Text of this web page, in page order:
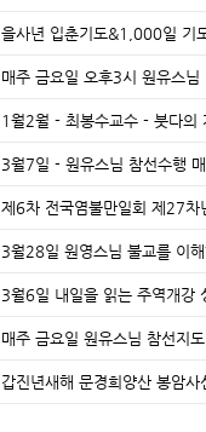
을사년 입춘기도&1,000일 기
매주 금요일 오후3시 원유스
1월2월 - 최봉수교수 - 붓다의
3월7일 - 원유스님 참선수행
제6차 전국염불만일회 제27
3월28일 원영스님 불교를 이
3월6일 내일을 읽는 주역개강
매주 금요일 원유스님 참선지
갑진년새해 문경희양산 봉암